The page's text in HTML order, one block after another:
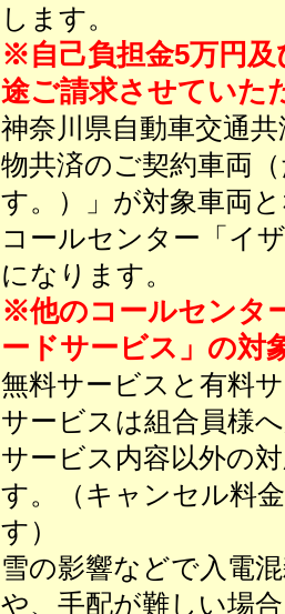
します。
※自己負担金5万円及
途ご請求させていた
神奈川県自動車交通
物共済のご契約車両
す。）」が対象車両
コールセンター「イ
になります。
※他のコールセンタ
ードサービス」の対
無料サービスと有料
サービスは組合員様
サービス内容以外の
す。（キャンセル料
す）
雪の影響などで入電
や、手配が難しい場